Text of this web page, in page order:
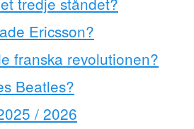
Ericsson?
franska revolutionen?
Beatles?
/ 2026